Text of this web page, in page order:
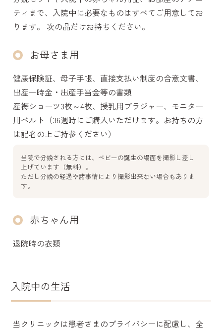
ティまで、入院中に必要なものはすべてご用意してお
ります。 次の品だけお持ちください。
お母さま用
健康保険証、母子手帳、直接支払い制度の合意文書、
出産一時金・出産手当金等の書類
産褥ショーツ3枚～4枚、授乳用ブラジャー、モニター
用ベルト（36週時にご購入いただけます。お持ちの方
は記名の上ご持参ください）
当院で分娩される方には、ベビーの誕生の場面を撮影し差し
上げています（無料）。
ただし分娩の経過や諸事情により撮影出来ない場合もありま
す。
赤ちゃん用
退院時の衣類
入院中の生活
当クリニックは患者さまのプライバシーに配慮し、全